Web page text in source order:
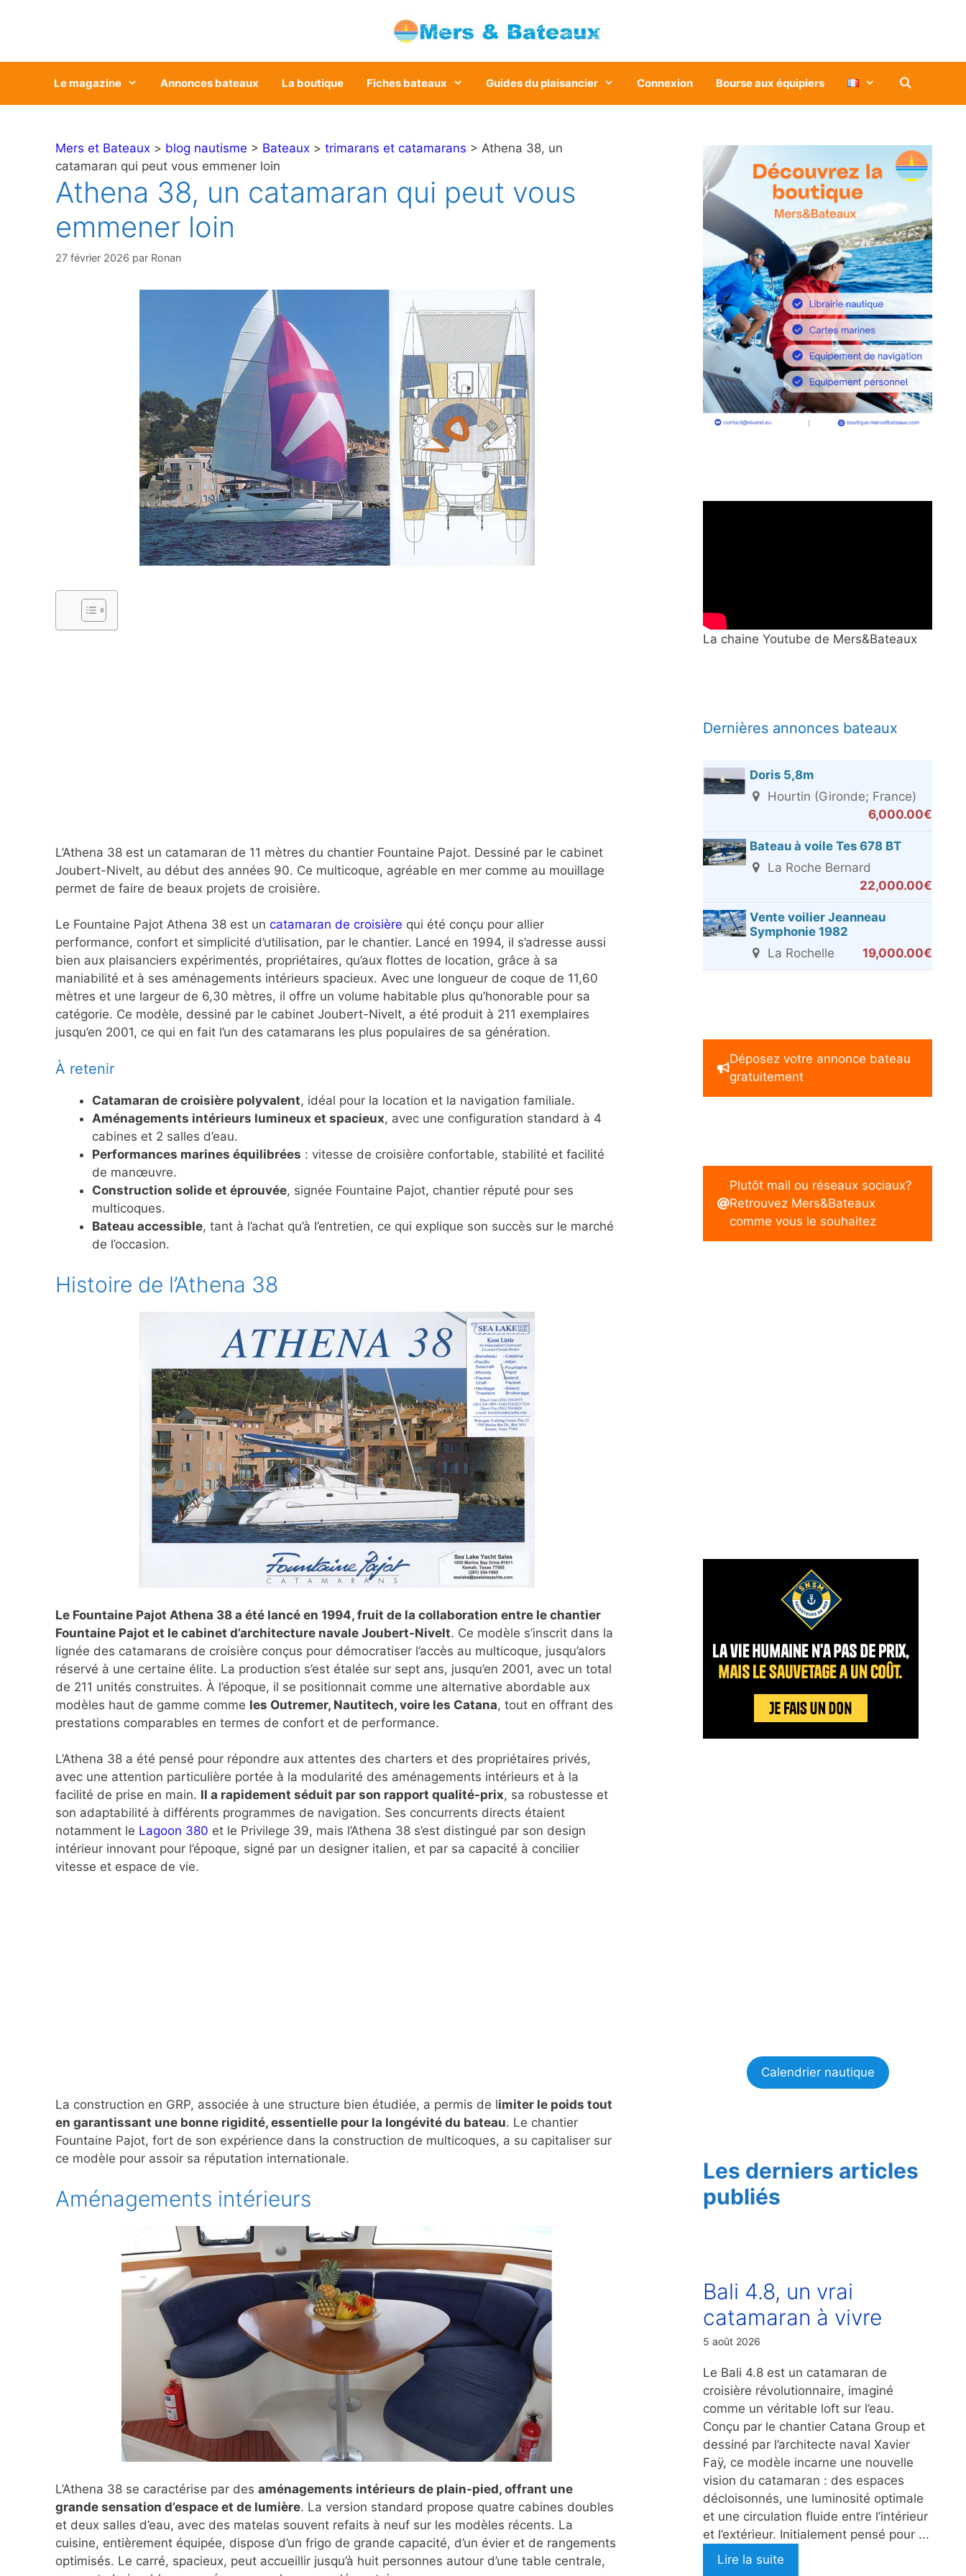
Le magazine Annonces bateaux La boutique Fiches bateaux Guides du plaisancier Connexion Bourse aux équipiers
Mers et Bateaux > blog nautisme > Bateaux > trimarans et catamarans > Athena 38, un
catamaran qui peut vous emmener loin
Athena 38, un catamaran qui peut vous
emmener loin
27 février 2026 par Ronan
L’Athena 38 est un catamaran de 11 mètres du chantier Fountaine Pajot. Dessiné par le cabinet
Joubert-Nivelt, au début des années 90. Ce multicoque, agréable en mer comme au mouillage
permet de faire de beaux projets de croisière.
Le Fountaine Pajot Athena 38 est un catamaran de croisière qui été conçu pour allier
performance, confort et simplicité d’utilisation, par le chantier. Lancé en 1994, il s’adresse aussi
bien aux plaisanciers expérimentés, propriétaires, qu’aux flottes de location, grâce à sa
maniabilité et à ses aménagements intérieurs spacieux. Avec une longueur de coque de 11,60
mètres et une largeur de 6,30 mètres, il offre un volume habitable plus qu’honorable pour sa
catégorie. Ce modèle, dessiné par le cabinet Joubert-Nivelt, a été produit à 211 exemplaires
jusqu’en 2001, ce qui en fait l’un des catamarans les plus populaires de sa génération.
À retenir
Catamaran de croisière polyvalent, idéal pour la location et la navigation familiale.
Aménagements intérieurs lumineux et spacieux, avec une configuration standard à 4
cabines et 2 salles d’eau.
Performances marines équilibrées : vitesse de croisière confortable, stabilité et facilité
de manœuvre.
Construction solide et éprouvée, signée Fountaine Pajot, chantier réputé pour ses
multicoques.
Bateau accessible, tant à l’achat qu’à l’entretien, ce qui explique son succès sur le marché
de l’occasion.
Histoire de l’Athena 38
Le Fountaine Pajot Athena 38 a été lancé en 1994, fruit de la collaboration entre le chantier
Fountaine Pajot et le cabinet d’architecture navale Joubert-Nivelt. Ce modèle s’inscrit dans la
lignée des catamarans de croisière conçus pour démocratiser l’accès au multicoque, jusqu’alors
réservé à une certaine élite. La production s’est étalée sur sept ans, jusqu’en 2001, avec un total
de 211 unités construites. À l’époque, il se positionnait comme une alternative abordable aux
modèles haut de gamme comme les Outremer, Nautitech, voire les Catana, tout en offrant des
prestations comparables en termes de confort et de performance.
L’Athena 38 a été pensé pour répondre aux attentes des charters et des propriétaires privés,
avec une attention particulière portée à la modularité des aménagements intérieurs et à la
facilité de prise en main. Il a rapidement séduit par son rapport qualité-prix, sa robustesse et
son adaptabilité à différents programmes de navigation. Ses concurrents directs étaient
notamment le Lagoon 380 et le Privilege 39, mais l’Athena 38 s’est distingué par son design
intérieur innovant pour l’époque, signé par un designer italien, et par sa capacité à concilier
vitesse et espace de vie.
La construction en GRP, associée à une structure bien étudiée, a permis de limiter le poids tout
en garantissant une bonne rigidité, essentielle pour la longévité du bateau. Le chantier
Fountaine Pajot, fort de son expérience dans la construction de multicoques, a su capitaliser sur
ce modèle pour assoir sa réputation internationale.
Aménagements intérieurs
L’Athena 38 se caractérise par des aménagements intérieurs de plain-pied, offrant une
grande sensation d’espace et de lumière. La version standard propose quatre cabines doubles
et deux salles d’eau, avec des matelas souvent refaits à neuf sur les modèles récents. La
cuisine, entièrement équipée, dispose d’un frigo de grande capacité, d’un évier et de rangements
optimisés. Le carré, spacieux, peut accueillir jusqu’à huit personnes autour d’une table centrale,
La chaine Youtube de Mers&Bateaux
Dernières annonces bateaux
Doris 5,8m
Hourtin (Gironde; France)
6,000.00€
Bateau à voile Tes 678 BT
La Roche Bernard
22,000.00€
Vente voilier Jeanneau
Symphonie 1982
La Rochelle
19,000.00€
Déposez votre annonce bateau
gratuitement
Plutôt mail ou réseaux sociaux?
Retrouvez Mers&Bateaux
comme vous le souhaitez
Calendrier nautique
Les derniers articles
publiés
Bali 4.8, un vrai
catamaran à vivre
5 août 2026
Le Bali 4.8 est un catamaran de
croisière révolutionnaire, imaginé
comme un véritable loft sur l’eau.
Conçu par le chantier Catana Group et
dessiné par l’architecte naval Xavier
Faÿ, ce modèle incarne une nouvelle
vision du catamaran : des espaces
décloisonnés, une luminosité optimale
et une circulation fluide entre l’intérieur
et l’extérieur. Initialement pensé pour ...
Lire la suite